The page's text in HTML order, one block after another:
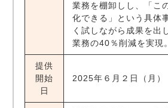
業務を棚卸しし、「こ
化できる」という具体
く試しながら成果を出
業務の40％削減を実現。
提供
開始
日
2025年６月２日（月）